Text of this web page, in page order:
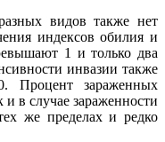
видов также нет
индексов обилия и
1 и только два
инвазии также
Процент зараженных
в случае зараженности
же пределах и редко